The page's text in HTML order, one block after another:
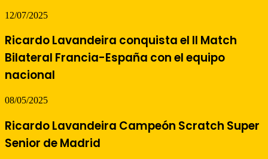
12/07/2025
Ricardo Lavandeira conquista el II Match
Bilateral Francia-España con el equipo
nacional
08/05/2025
Ricardo Lavandeira Campeón Scratch Super
Senior de Madrid